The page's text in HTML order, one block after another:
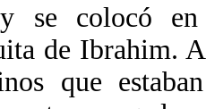
se colocó en
de Ibrahim.
que